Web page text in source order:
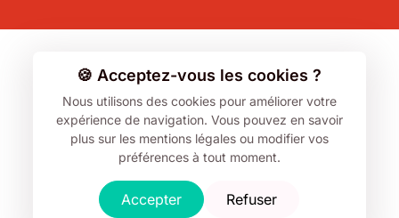
🍪 Acceptez-vous les cookies ?
Nous utilisons des cookies pour améliorer votre
expérience de navigation. Vous pouvez en savoir
plus sur les mentions légales ou modifier vos
préférences à tout moment.
Accepter Refuser